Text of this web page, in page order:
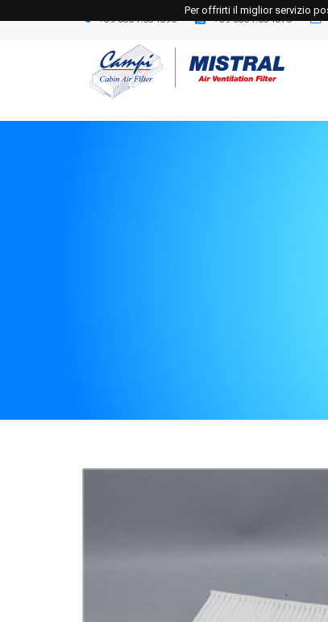
Per offrirti il miglior servizio
+39 0331.534695 +39 0331.534678